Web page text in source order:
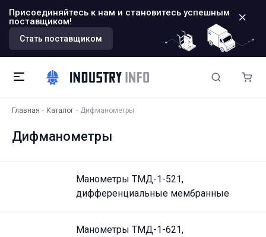
Присоединяйтесь к нам и становитесь успешным
поставщиком!
Стать поставщиком
Главная Каталог Дифманометры
Дифманометры
Манометры ТМД-1-521,
дифференциальные мембранные
Манометры ТМД-1-621,